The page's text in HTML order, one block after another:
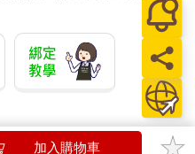
如接獲電話要求您前往
加入購物車